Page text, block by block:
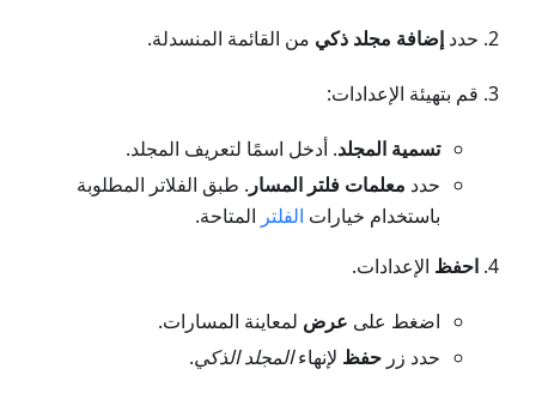
حدد إضافة مجلد ذكي من القائمة المنسدلة.
قم بتهيئة الإعدادات:
تسمية المجلد. أدخل اسمًا لتعريف المجلد.
حدد معلمات فلتر المسار . طبق الفلاتر المطلوبة
باستخدام خيارات الفلتر المتاحة.
احفظ الإعدادات.
اضغط على عرض لمعاينة المسارات.
حدد زر حفظ لإنهاءالمجلد الذكي.